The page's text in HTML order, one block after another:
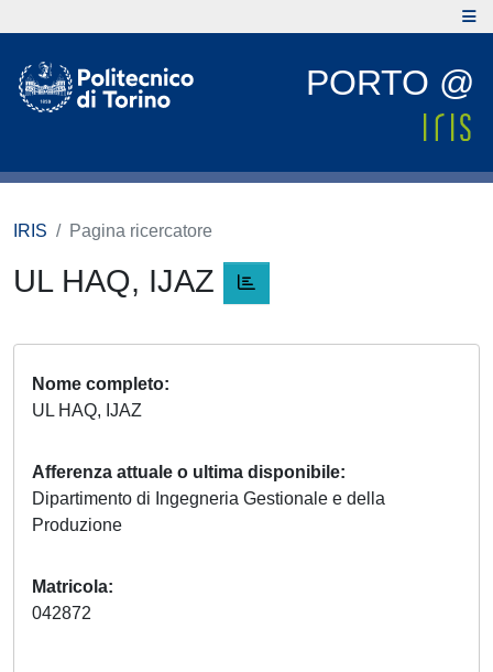
PORTO @
IRIS Pagina ricercatore
UL HAQ, IJAZ
Nome completo
UL HAQ, IJAZ
Afferenza attuale o ultima disponibile
Dipartimento di Ingegneria Gestionale e della
Produzione
Matricola
042872